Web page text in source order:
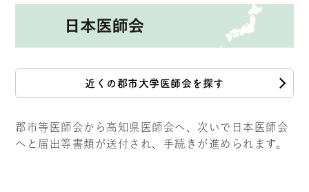
近くの郡市大学医師会を探す
郡市等医師会から高知県医師会へ、次いで日本医師会
へと届出等書類が送付され、手続きが進められます。